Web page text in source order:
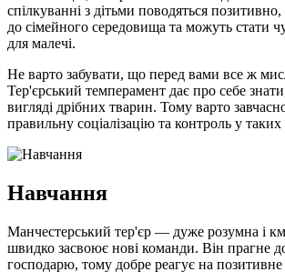
спілкуванні з дітьми поводяться
до сімейного середовища та можуть стати
для малечі.
Не варто забувати, що перед вами все ж
Тер'єрський темперамент дає про себе
вигляді дрібних тварин. Тому варто
правильну соціалізацію та контроль у таких
Навчання
Манчестерський тер'єр — дуже розумна і
швидко засвоює нові команди. Він прагне
господарю, тому добре реагує на позитивне